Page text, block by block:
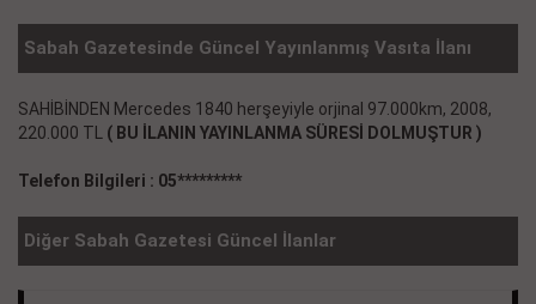
Sabah Gazetesinde Güncel Yayınlanmış Vasıta İlanı
SAHİBİNDEN Mercedes 1840 herşeyiyle orjinal 97.000km, 2008,
220.000 TL ( BU İLANIN YAYINLANMA SÜRESİ DOLMUŞTUR )
Telefon Bilgileri : 05*********
Diğer Sabah Gazetesi Güncel İlanlar